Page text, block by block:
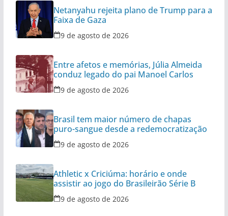
Netanyahu rejeita plano de Trump para a
Faixa de Gaza
9 de agosto de 2026
Entre afetos e memórias, Júlia Almeida
conduz legado do pai Manoel Carlos
9 de agosto de 2026
Brasil tem maior número de chapas
puro-sangue desde a redemocratização
9 de agosto de 2026
Athletic x Criciúma: horário e onde
assistir ao jogo do Brasileirão Série B
9 de agosto de 2026